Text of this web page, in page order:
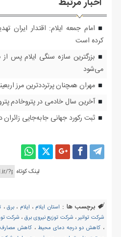
اخبار مرتبط
امام جمعه ایلام: اقتدار ایران
کرده است
می‌شود
مهران همچنان پرترددترین مرز
آخرین سال خادمی در پتروخادم
ثبت رکورد جهانی جابه‌جایی زائران
لینک کوتاه
برچسب ها : استان ایلام ، ایلام ، برق،
شرکت توانیر، شرکت توزیع نیروی برق ، شرکت
، کاهش دو درجه دمای محیط ، کاهش مصارف